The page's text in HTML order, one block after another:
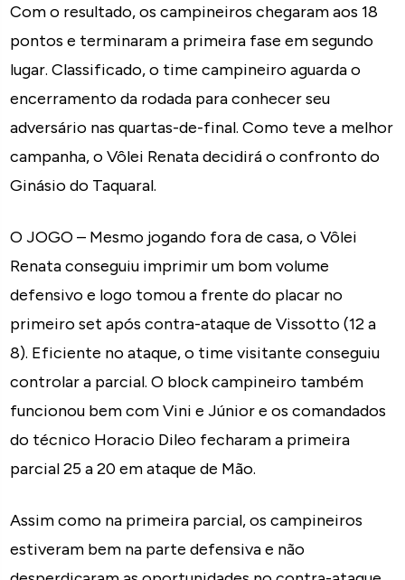
Com o resultado, os campineiros chegaram aos 18
pontos e terminaram a primeira fase em segundo
lugar. Classificado, o time campineiro aguarda o
encerramento da rodada para conhecer seu
adversário nas quartas-de-final. Como teve a melhor
campanha, o Vôlei Renata decidirá o confronto do
Ginásio do Taquaral.
O JOGO – Mesmo jogando fora de casa, o Vôlei
Renata conseguiu imprimir um bom volume
defensivo e logo tomou a frente do placar no
primeiro set após contra-ataque de Vissotto (12 a
8). Eficiente no ataque, o time visitante conseguiu
controlar a parcial. O block campineiro também
funcionou bem com Vini e Júnior e os comandados
do técnico Horacio Dileo fecharam a primeira
parcial 25 a 20 em ataque de Mão.
Assim como na primeira parcial, os campineiros
estiveram bem na parte defensiva e não